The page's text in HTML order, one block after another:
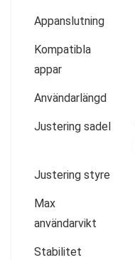
Appanslutning
Kompatibla
appar
Användarlängd
Justering sadel
Justering styre
Max
användarvikt
Stabilitet